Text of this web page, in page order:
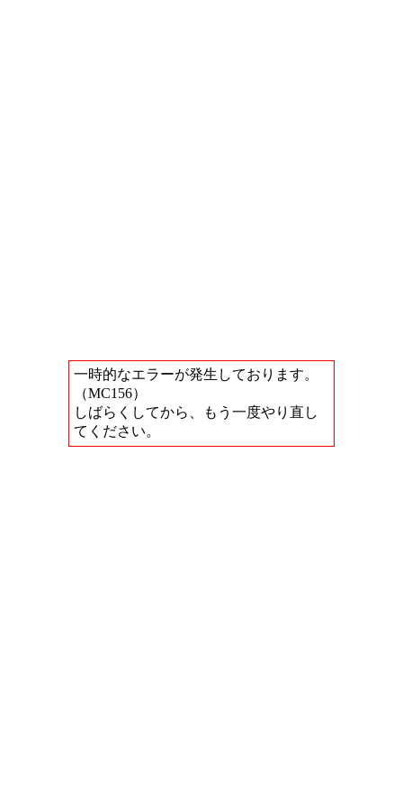
一時的なエラーが発生しております。
（MC156）
しばらくしてから、もう一度やり直し
てください。